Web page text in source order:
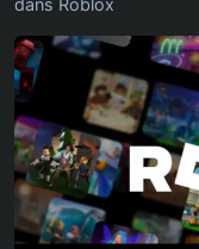
dans Roblox